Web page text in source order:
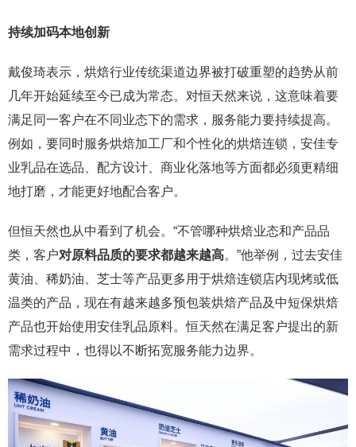
持续加码本地创新
戴俊琦表示，烘焙行业传统渠道边界被打破重塑的趋势从前
几年开始延续至今已成为常态。对恒天然来说，这意味着要
满足同一客户在不同业态下的需求，服务能力要持续提高。
例如，要同时服务烘焙加工厂和个性化的烘焙连锁，安佳专
业乳品在选品、配方设计、商业化落地等方面都必须更精细
地打磨，才能更好地配合客户。
但恒天然也从中看到了机会。“不管哪种烘焙业态和产品品
类，客户对原料品质的要求都越来越高。”他举例，过去安佳
黄油、稀奶油、芝士等产品更多用于烘焙连锁店内现烤或低
温类的产品，现在有越来越多预包装烘焙产品及中短保烘焙
产品也开始使用安佳乳品原料。恒天然在满足客户提出的新
需求过程中，也得以不断拓宽服务能力边界。